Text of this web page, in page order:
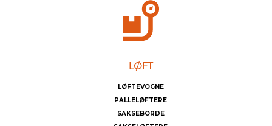
LØFTEVOGNE
PALLELØFTERE
SAKSEBORDE